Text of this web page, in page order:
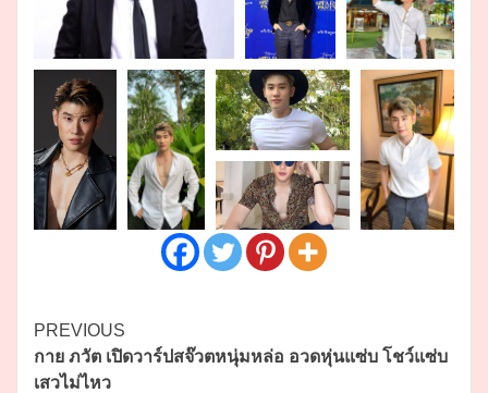
Continue
Reading
PREVIOUS
กาย ภวัต เปิดวาร์ปสจ๊วตหนุ่มหล่อ อวดหุ่นแซ่บ โชว์แซ่บ
เสวไม่ไหว